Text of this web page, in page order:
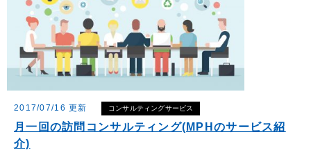
2017/07/16 更新 コンサルティングサービス
月一回の訪問コンサルティング(MPHのサービス紹
介)